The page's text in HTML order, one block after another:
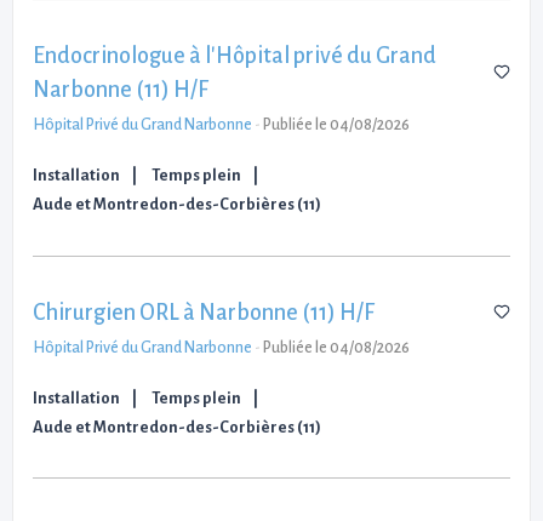
Endocrinologue à l'Hôpital privé du Grand
Narbonne (11) H/F
Hôpital Privé du Grand Narbonne - Publiée le 04/08/2026
Installation
Temps plein
Aude et Montredon-des-Corbières (11)
Chirurgien ORL à Narbonne (11) H/F
Hôpital Privé du Grand Narbonne - Publiée le 04/08/2026
Installation
Temps plein
Aude et Montredon-des-Corbières (11)